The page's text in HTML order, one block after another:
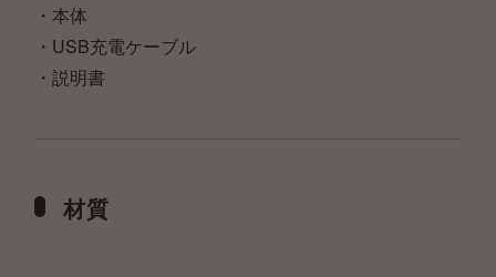
・本体
・USB充電ケーブル
・説明書
材質